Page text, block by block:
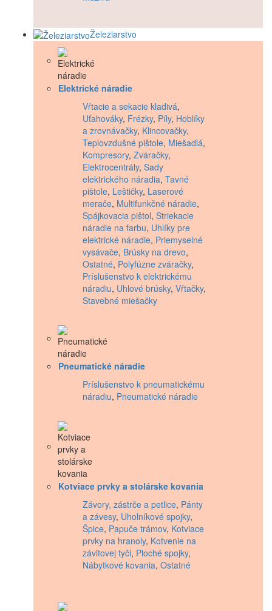
Železiarstvo
Elektrické náradie
Vŕtacie a sekacie kladivá,
Uťahováky, Frézky, Píly, Hoblíky
a zrovnávačky, Klincovačky,
Teplovzdušné pištole, Miešadlá,
Kompresory, Zváračky,
Elektrocentrály, Sady
elektrického náradia, Tavné
pištole, Leštičky, Laserové
merače, Multifunkčné náradie,
Spájkovacia pištol, Striekacie
náradie na farbu, Uhlíky pre
elektrické náradie, Priemyselné
vysávače, Brúsky na drevo,
Ostatné, Polyfúzne zváračky,
Príslušenstvo k elektrickému
náradiu, Uhlové brúsky, Vŕtačky,
Stavebné miešačky
Pneumatické náradie
Príslušenstvo k pneumatickému
náradiu, Pneumatické náradie
Kotviace prvky a stolárske kovania
Závory, zástrče a petlice, Pánty
a závesy, Uholníkové spojky,
Špice, Papuče trámov, Kotviace
prvky na hranoly, Kotvenie na
závitovej tyči, Ploché spojky,
Nábytkové kovania, Ostatné